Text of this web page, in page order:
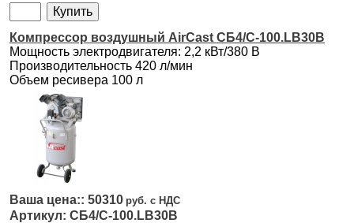
Компрессор воздушный AirCast СБ4/С-100.LB30В
Мощность электродвигателя: 2,2 кВт/380 В
Производительность 420 л/мин
Объем ресивера 100 л
50310
СБ4/С-100.LB30B